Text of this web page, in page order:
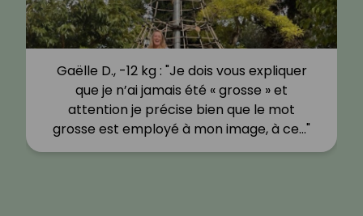
Gaëlle D., -12 kg : "Je dois vous expliquer
que je n’ai jamais été « grosse » et
attention je précise bien que le mot
grosse est employé à mon image, à ce…"